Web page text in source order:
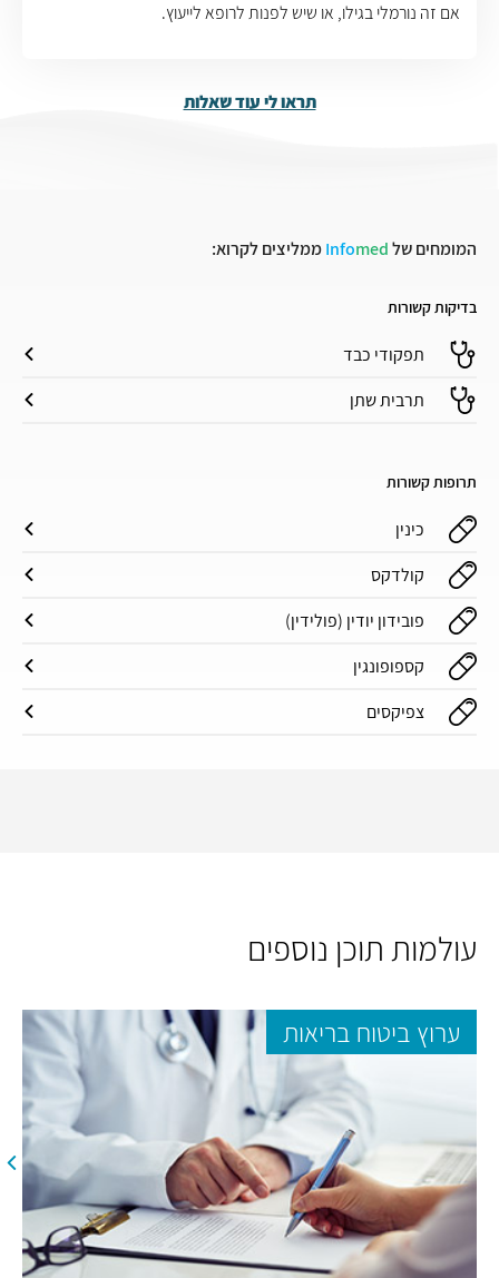
אם זה נורמלי בגילו, או שיש לפנות לרופא לייעוץ.
תראו לי עוד שאלות
המומחים של Infomed ממליצים לקרוא:
בדיקות קשורות
תפקודי כבד
תרבית שתן
תרופות קשורות
כינין
קולדקס
פובידון יודין (פולידין)
קספופונגין
צפיקסים
עולמות תוכן נוספים
ערוץ ביטוח בריאות